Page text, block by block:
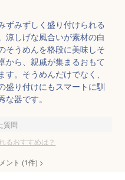
ずみずしく盛り付けられる
涼しげな風合いが素材の白
そうめんを格段に美味しそ
から、親戚が集まるおもて
。そうめんだけでなく、
盛り付けにもスマートに馴
器です。
質問
るおすすめは？
ント (1件) >